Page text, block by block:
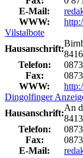
E-Mail:
WWW:
Vilstalbote
Hausanschrift:
Telefon:
Fax:
WWW:
Dingolfinger
Hausanschrift:
An
Telefon:
Fax:
E-Mail: